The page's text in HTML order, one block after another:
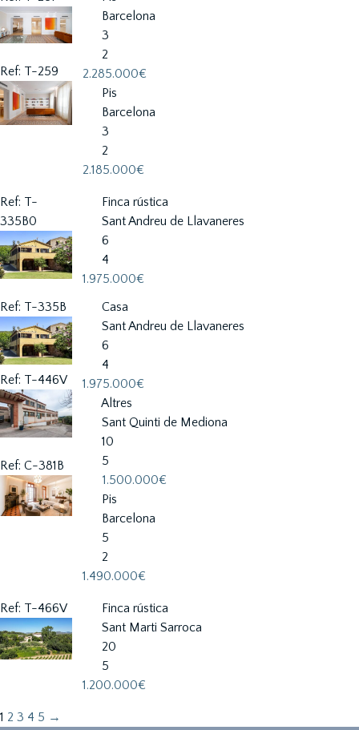
Barcelona
3
2
2.285.000€
Ref: T-259
Pis
Barcelona
3
2
2.185.000€
Ref: T-
335B0
Finca rústica
Sant Andreu de Llavaneres
6
4
1.975.000€
Ref: T-335B
Casa
Sant Andreu de Llavaneres
6
4
1.975.000€
Ref: T-446V
Altres
Sant Quinti de Mediona
10
5
1.500.000€
Ref: C-381B
Pis
Barcelona
5
2
1.490.000€
Ref: T-466V
Finca rústica
Sant Marti Sarroca
20
5
1.200.000€
1 2 3 4 5 →